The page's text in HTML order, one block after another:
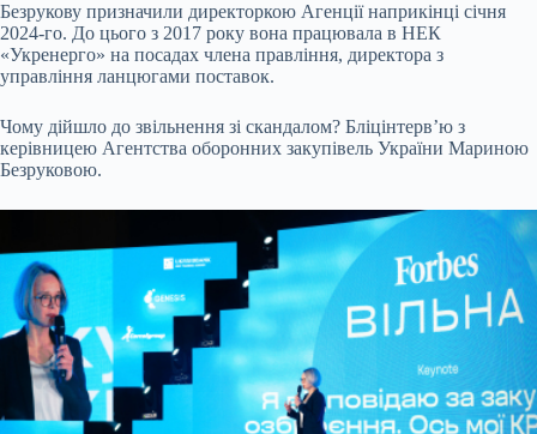
Безрукову призначили директоркою Агенції наприкінці січня
2024-го. До цього з 2017 року вона працювала в НЕК
«Укренерго» на посадах члена правління, директора з
управління ланцюгами поставок.
Чому дійшло до звільнення зі скандалом? Бліцінтерв’ю з
керівницею Агентства оборонних закупівель України Мариною
Безруковою.